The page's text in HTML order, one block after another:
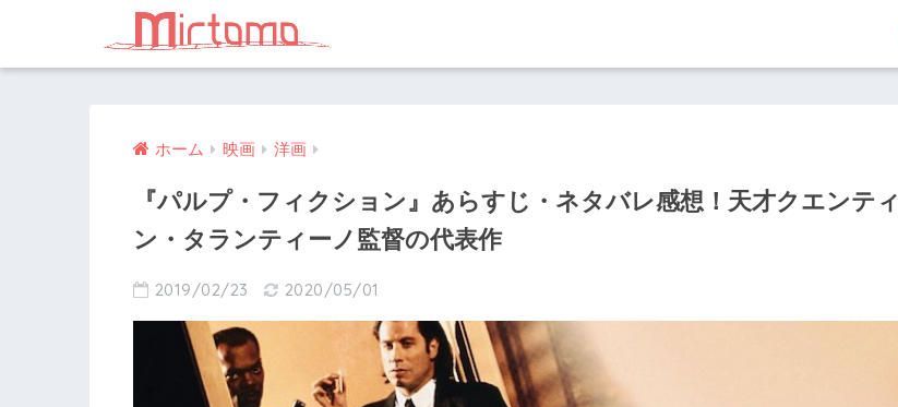
ホーム 映画 洋画
『パルプ・フィクション』あらすじ・ネタバレ感想！天才クエンティ
ン・タランティーノ監督の代表作
2019/02/23 2020/05/01